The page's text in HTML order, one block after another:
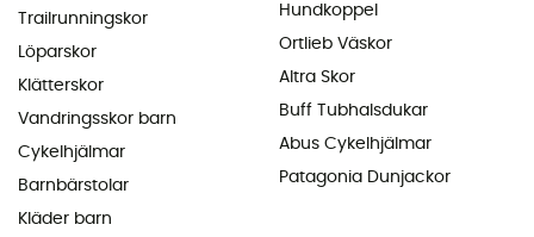
Trailrunningskor
Löparskor
Klätterskor
Vandringsskor barn
Cykelhjälmar
Barnbärstolar
Kläder barn
Hundkoppel
Ortlieb Väskor
Altra Skor
Buff Tubhalsdukar
Abus Cykelhjälmar
Patagonia Dunjackor